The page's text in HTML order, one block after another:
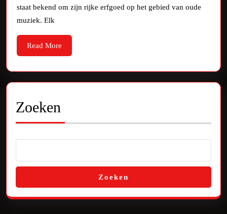
Oude
staat bekend om zijn rijke erfgoed op het gebied van oude
muziek. Elk
Read More
More
Zoeken
Zoeken